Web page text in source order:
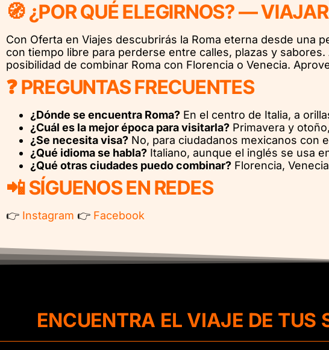
🧭 ¿POR QUÉ ELEGIRNOS? —
Con Oferta en Viajes descubrirás la Roma eterna desde una
con tiempo libre para perderse entre calles, plazas y
posibilidad de combinar Roma con Florencia o Venecia.
❓ PREGUNTAS FRECUENTES
¿Dónde se encuentra Roma? En el centro de Italia, a
¿Cuál es la mejor época para visitarla? Primavera y
¿Se necesita visa? No, para ciudadanos mexicanos con
¿Qué idioma se habla? Italiano, aunque el inglés se usa
¿Qué otras ciudades puedo combinar? Florencia,
📲 SÍGUENOS EN REDES
👉 Instagram 👉 Facebook
ENCUENTRA EL VIAJE DE TUS